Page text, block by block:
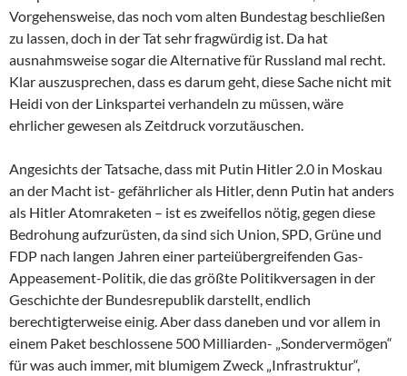
Vorgehensweise, das noch vom alten Bundestag beschließen
zu lassen, doch in der Tat sehr fragwürdig ist. Da hat
ausnahmsweise sogar die Alternative für Russland mal recht.
Klar auszusprechen, dass es darum geht, diese Sache nicht mit
Heidi von der Linkspartei verhandeln zu müssen, wäre
ehrlicher gewesen als Zeitdruck vorzutäuschen.
Angesichts der Tatsache, dass mit Putin Hitler 2.0 in Moskau
an der Macht ist- gefährlicher als Hitler, denn Putin hat anders
als Hitler Atomraketen – ist es zweifellos nötig, gegen diese
Bedrohung aufzurüsten, da sind sich Union, SPD, Grüne und
FDP nach langen Jahren einer parteiübergreifenden Gas-
Appeasement-Politik, die das größte Politikversagen in der
Geschichte der Bundesrepublik darstellt, endlich
berechtigterweise einig. Aber dass daneben und vor allem in
einem Paket beschlossene 500 Milliarden- „Sondervermögen“
für was auch immer, mit blumigem Zweck „Infrastruktur“,